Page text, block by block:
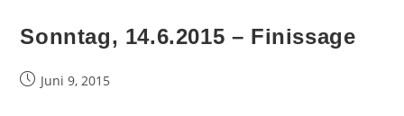
Sonntag, 14.6.2015 – Finissage
BeitragJuni 9, 2015